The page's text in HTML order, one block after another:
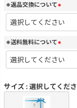
※返品交換について
(
必
須
)
※送料無料について
(
必
須
サイズ 選択してくだ